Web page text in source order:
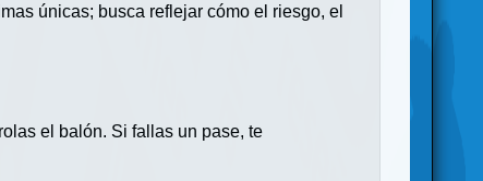
únicas; busca reflejar cómo el riesgo, el
el balón. Si fallas un pase, te